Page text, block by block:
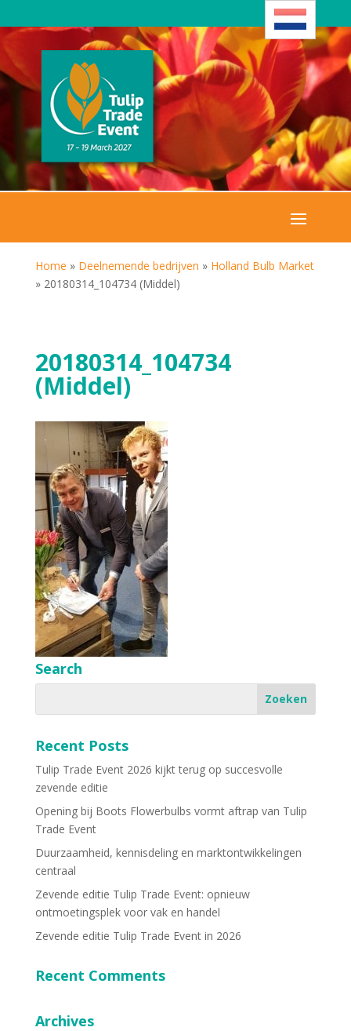
Home » Deelnemende bedrijven » Holland Bulb Market
» 20180314_104734 (Middel)
20180314_104734
(Middel)
Search
Recent Posts
Tulip Trade Event 2026 kijkt terug op succesvolle
zevende editie
Opening bij Boots Flowerbulbs vormt aftrap van Tulip
Trade Event
Duurzaamheid, kennisdeling en marktontwikkelingen
centraal
Zevende editie Tulip Trade Event: opnieuw
ontmoetingsplek voor vak en handel
Zevende editie Tulip Trade Event in 2026
Recent Comments
Archives